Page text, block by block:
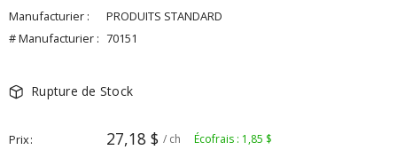
Manufacturier :
PRODUITS STANDARD
# Manufacturier : 70151
Rupture de Stock
Prix 27,18 $ / ch Écofrais : 1,85 $